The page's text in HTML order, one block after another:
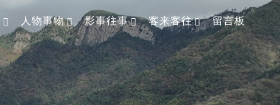
人物事物 影事往事 客来客往 留言板